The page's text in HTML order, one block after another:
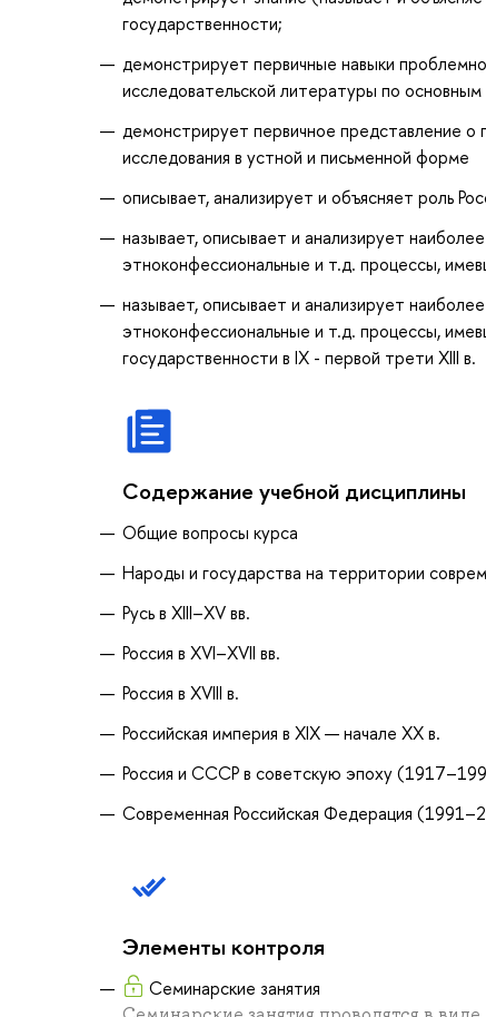
государственности;
демонстрирует первичные навыки
исследовательской литературы по
демонстрирует первичное представление о
исследования в устной и письменной форме
описывает, анализирует и объясняет роль
называет, описывает и анализирует
этноконфессиональные и т.д. процессы,
называет, описывает и анализирует
этноконфессиональные и т.д. процессы,
государственности в IX - первой трети XIII в.
Содержание учебной дисциплины
Общие вопросы курса
Народы и государства на территории
Русь в XIII–XV вв.
Россия в XVI–XVII вв.
Россия в XVIII в.
Российская империя в XIX — начале ХХ в.
Россия и СССР в советскую эпоху
Современная Российская Федерация
Элементы контроля
Семинарские занятия